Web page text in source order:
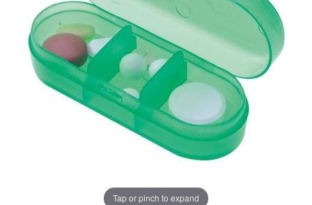
Tap or pinch to expand